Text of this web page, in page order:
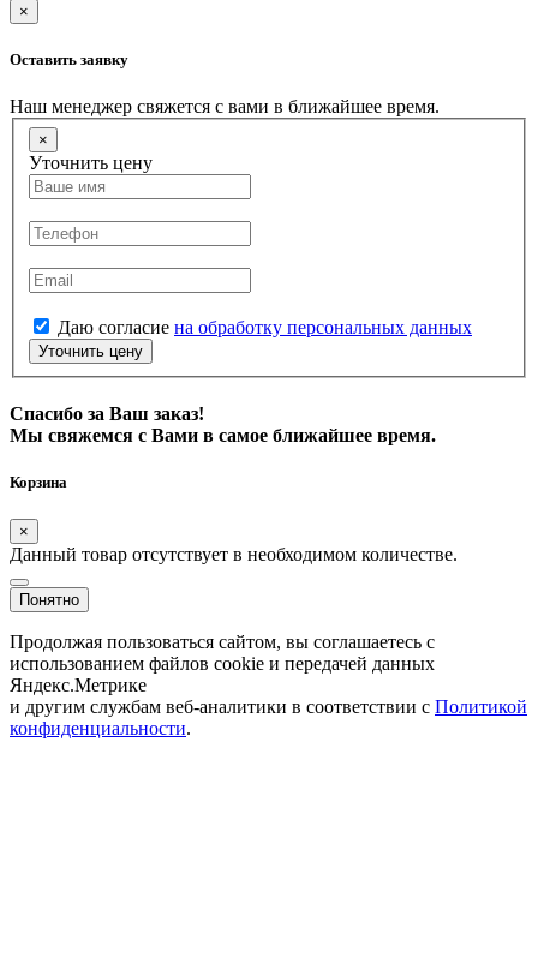
×
Оставить заявку
Наш менеджер свяжется с вами в ближайшее время.
×
Уточнить цену
Даю согласие на обработку персональных данных
Уточнить цену
Спасибо за Ваш заказ!
Мы свяжемся с Вами в самое ближайшее время.
Корзина
×
Данный товар отсутствует в необходимом количестве.
Понятно
Продолжая пользоваться сайтом, вы соглашаетесь с
использованием файлов cookie и передачей данных
Яндекс.Метрике
и другим службам веб-аналитики в соответствии с Политикой
конфиденциальности.